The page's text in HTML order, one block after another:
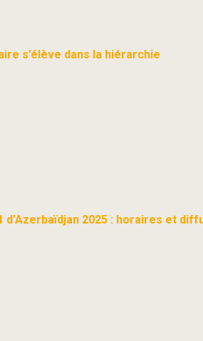
s’élève dans la hiérarchie
d’Azerbaïdjan 2025 : horaires et